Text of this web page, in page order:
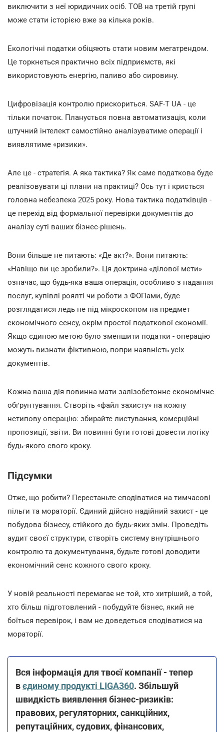
виключити з неї юридичних осіб. ТОВ на третій групі
може стати історією вже за кілька років.
Екологічні податки обіцяють стати новим мегатрендом.
Це торкнеться практично всіх підприємств, які
використовують енергію, паливо або сировину.
Цифровізація контролю прискориться. SAF-T UA - це
тільки початок. Планується повна автоматизація, коли
штучний інтелект самостійно аналізуватиме операції і
виявлятиме «ризики».
Але це - стратегія. А яка тактика? Як саме податкова буде
реалізовувати ці плани на практиці? Ось тут і криється
головна небезпека 2025 року. Нова тактика податківців -
це перехід від формальної перевірки документів до
аналізу суті ваших бізнес-рішень.
Вони більше не питають: «Де акт?». Вони питають:
«Навіщо ви це зробили?». Ця доктрина «ділової мети»
означає, що будь-яка ваша операція, особливо з надання
послуг, купівлі роялті чи роботи з ФОПами, буде
розглядатися ледь не під мікроскопом на предмет
економічного сенсу, окрім простої податкової економії.
Якщо єдиною метою було зменшити податки - операцію
можуть визнати фіктивною, попри наявність усіх
документів.
Кожна ваша дія повинна мати залізобетонне економічне
обґрунтування. Створіть «файл захисту» на кожну
нетипову операцію: збирайте листування, комерційні
пропозиції, звіти. Ви повинні бути готові довести логіку
будь-якого свого кроку.
Підсумки
Отже, що робити? Перестаньте сподіватися на тимчасові
пільги та мораторії. Єдиний дійсно надійний захист - це
побудова бізнесу, стійкого до будь-яких змін. Проведіть
аудит своєї структури, створіть систему внутрішнього
контролю та документування, будьте готові доводити
економічний сенс кожного свого кроку.
У новій реальності перемагає не той, хто хитріший, а той,
хто більш підготовлений - побудуйте бізнес, який не
боїться перевірок, і вам не доведеться сподіватися на
мораторії.
Вся інформація для твоєї компанії - тепер
вєдиному продукті LIGA360. Збільшуй
швидкість виявлення бізнес-ризиків:
правових, регуляторних, санкційних,
репутаційних, судових, фінансових,